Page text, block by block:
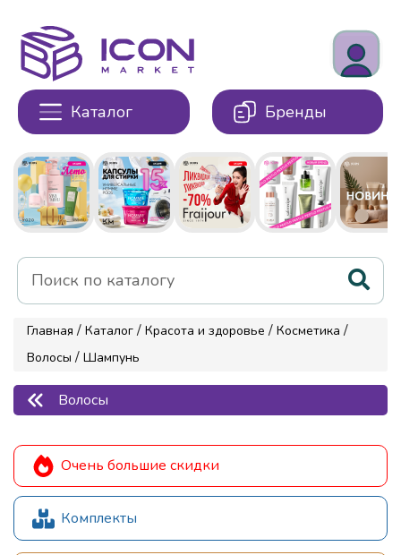
Каталог Бренды
Главная / Каталог / Красота и здоровье / Косметика /
Волосы / Шампунь
Волосы
Очень большие скидки
Комплекты